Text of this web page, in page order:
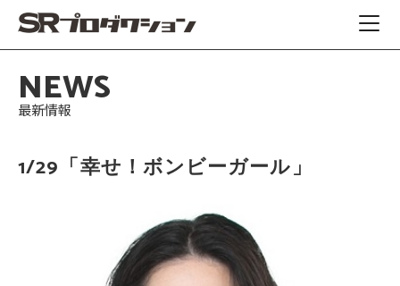
NEWS
最新情報
1/29「幸せ！ボンビーガール」